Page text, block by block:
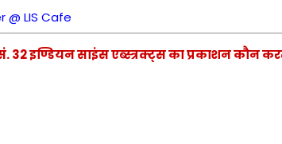
@ LIS Cafe
32 इण्डियन साइंस एब्स्त्रक्ट्स का प्रकाशन कौन
KVS
Affairs